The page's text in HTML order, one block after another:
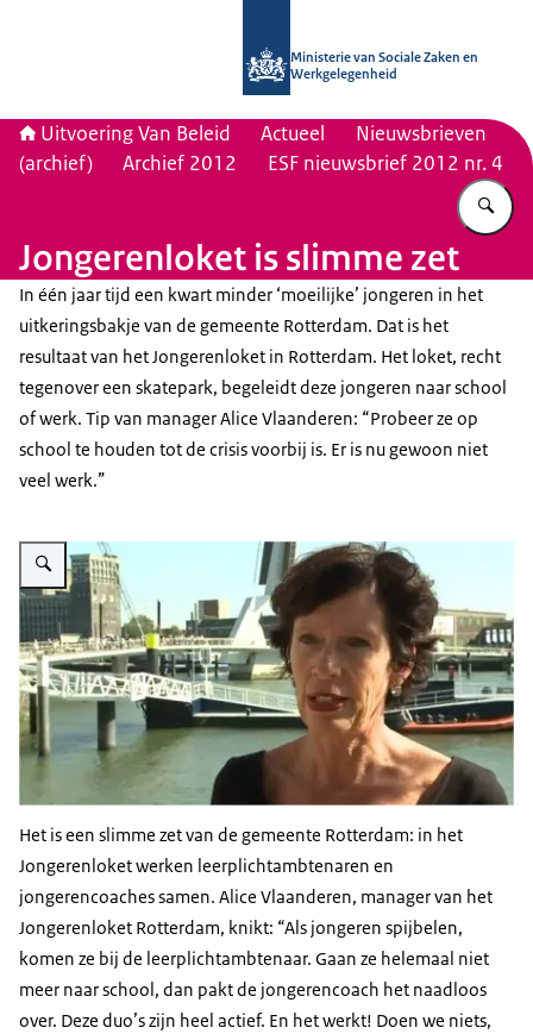
Ministerie van Sociale Zaken en
Werkgelegenheid
Uitvoering Van Beleid Actueel
Nieuwsbrieven
(archief)
Archief 2012 ESF nieuwsbrief 2012 nr. 4
Jongerenloket is slimme zet
In één jaar tijd een kwart minder ‘moeilijke’ jongeren in het
uitkeringsbakje van de gemeente Rotterdam. Dat is het
resultaat van het Jongerenloket in Rotterdam. Het loket, recht
tegenover een skatepark, begeleidt deze jongeren naar school
of werk. Tip van manager Alice Vlaanderen: “Probeer ze op
school te houden tot de crisis voorbij is. Er is nu gewoon niet
veel werk.”
Vergroot afbeelding Nieuwsbrief 4 2012 manager Alice Vlaanderen van
Het is een slimme zet van de gemeente Rotterdam: in het
Jongerenloket werken leerplichtambtenaren en
jongerencoaches samen. Alice Vlaanderen, manager van het
Jongerenloket Rotterdam, knikt: “Als jongeren spijbelen,
komen ze bij de leerplichtambtenaar. Gaan ze helemaal niet
meer naar school, dan pakt de jongerencoach het naadloos
over. Deze duo’s zijn heel actief. En het werkt! Doen we niets,